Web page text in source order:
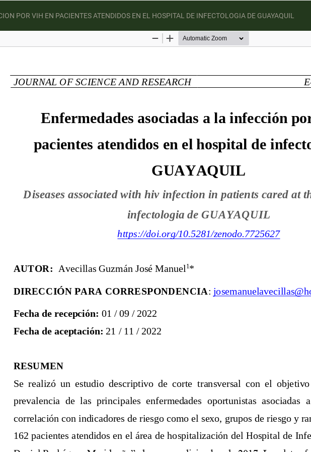
POR VIH EN PACIENTES ATENDIDOS EN EL HOSPITAL DE INFECTOLOGIA DE GUAYAQUIL